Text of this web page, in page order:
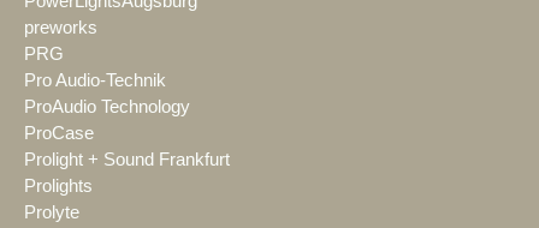
preworks
PRG
Pro Audio-Technik
ProAudio Technology
ProCase
Prolight + Sound Frankfurt
Prolights
Prolyte